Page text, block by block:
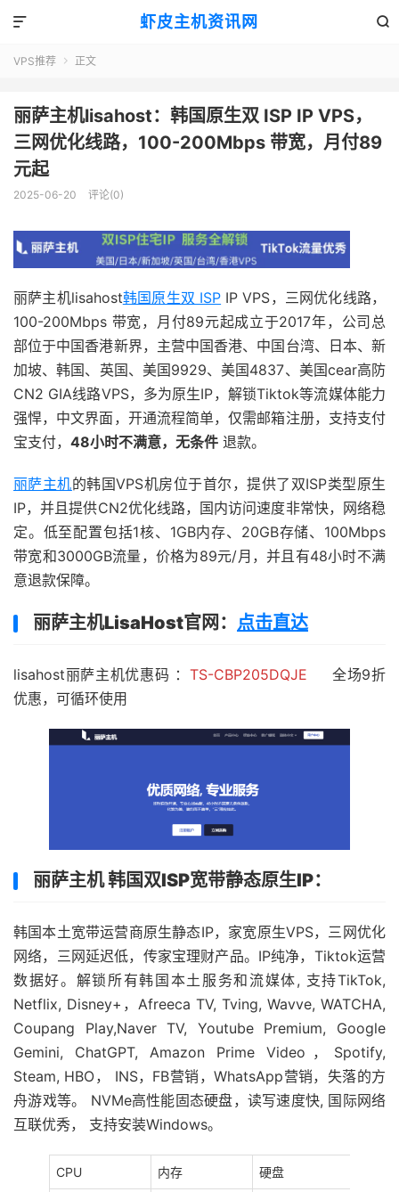
虾皮主机资讯网 

VPS推荐  正文
丽萨主机lisahost：韩国原生双 ISP IP VPS，
三网优化线路，100-200Mbps 带宽，月付89
元起
2025-06-20 评论(0)
丽萨主机lisahost韩国原生双 ISP IP VPS，三网优化线路，
100-200Mbps 带宽，月付89元起成立于2017年，公司总
部位于中国香港新界，主营中国香港、中国台湾、日本、新
加坡、韩国、英国、美国9929、美国4837、美国cear高防
CN2 GIA线路VPS，多为原生IP，解锁Tiktok等流媒体能力
强悍，中文界面，开通流程简单，仅需邮箱注册，支持支付
宝支付， 48小时不满意，无条件 退款。
丽萨主机的韩国VPS机房位于首尔，提供了双ISP类型原生
IP，并且提供CN2优化线路，国内访问速度非常快，网络稳
定。低至配置包括1核、1GB内存、20GB存储、100Mbps
带宽和3000GB流量，价格为89元/月，并且有48小时不满
意退款保障。
丽萨主机LisaHost官网 ： 点击直达
lisahost丽萨主机优惠码 ： TS-CBP205DQJE 全场9折
优惠，可循环使用
丽萨主机 韩国双ISP宽带静态原生IP：
韩国本土宽带运营商原生静态IP，家宽原生VPS，三网优化
网络，三网延迟低，传家宝理财产品。IP纯净，Tiktok运营
数据好。解锁所有韩国本土服务和流媒体, 支持TikTok,
Netflix, Disney+，Afreeca TV, Tving, Wavve, WATCHA,
Coupang Play,Naver TV, Youtube Premium, Google
Gemini, ChatGPT, Amazon Prime Video，Spotify,
Steam, HBO， INS，FB营销，WhatsApp营销，失落的方
舟游戏等。 NVMe高性能固态硬盘，读写速度快, 国际网络
互联优秀， 支持安装Windows。
CPU 内存 硬盘